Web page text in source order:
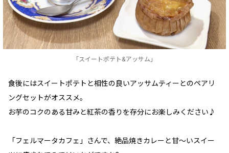
「スイートポテト&アッサム」
食後にはスイートポテトと相性の良いアッサムティーとのペアリ
ングセットがオススメ。
お芋のコクのある甘みと紅茶の香りを存分にお楽しみください♪
「フェルマータカフェ」さんで、絶品焼きカレーと甘〜いスイー